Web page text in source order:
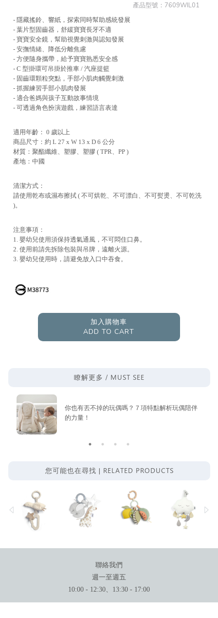
產品型號： 7609WIL01
- 隱藏搖鈴、響紙，探索同時幫助感統發展
- 葉片型固齒器，舒緩寶寶長牙不適
- 寶寶安全鏡，幫助視覺刺激與認知發展
- 安撫情緒、降低分離焦慮
- 方便隨身攜帶，給予寶寶熟悉安全感
- C 型掛環可吊掛於推車 / 汽座提籃
- 固齒環顆粒突點，手部小肌肉觸覺刺激
- 抓握練習手部小肌肉發展
- 適合爸媽與孩子互動故事情境
- 可透過角色扮演遊戲，練習語言表達
適用年齡： 0 歲以上
商品尺寸：約 L 27 x W 13 x D 6 公分
材質：聚酯纖維、塑膠、塑膠 ( TPR、PP )
產地：中國
清潔方式：
請使用乾布或濕布擦拭 ( 不可烘乾、不可漂白、不可熨燙、不可乾洗
)。
注意事項：
1. 嬰幼兒使用須保持透氣通風，不可悶住口鼻。
2. 使用前請先拆除包裝與吊牌，遠離火源。
3. 嬰幼兒使用時，請避免放入口中吞食。
加入購物車
ADD TO CART
瞭解更多 / MUST SEE
你也有丟不掉的玩偶嗎？７項特點解析玩偶陪伴
的力量！
您可能也在尋找 | RELATED PRODUCTS
聯絡我們
週一至週五
10:00 - 12:30、13:30 - 17:00